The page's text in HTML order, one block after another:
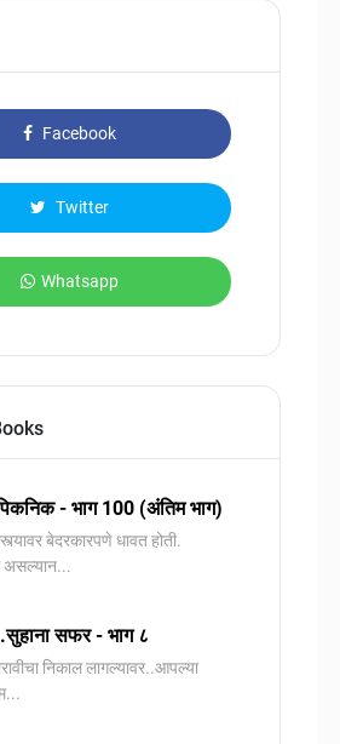
Facebook
Twitter
Whatsapp
- भाग 100 (अंतिम भाग)
बेदरकारपणे धावत होती.
सफर - भाग ८
निकाल लागल्यावर..आपल्या